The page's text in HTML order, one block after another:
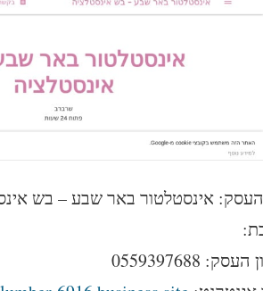
אינסטלטור באר שבע – בש
0559397688